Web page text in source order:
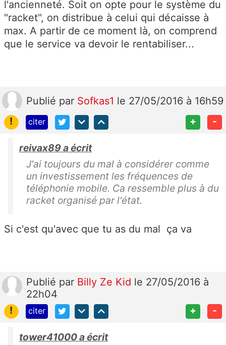
l'ancienneté. Soit on opte pour le système du
"racket", on distribue à celui qui décaisse à
max. A partir de ce moment là, on comprend
que le service va devoir le rentabiliser...
Publié par Sofkas1 le 27/05/2016 à 16h59
!
citer + -
reivax89 a écrit
J'ai toujours du mal à considérer comme
un investissement les fréquences de
téléphonie mobile. Ca ressemble plus à du
racket organisé par l'état.
Si c'est qu'avec que tu as du mal ça va
Publié par Billy Ze Kid le 27/05/2016 à
22h04
!
citer + -
tower41000 a écrit